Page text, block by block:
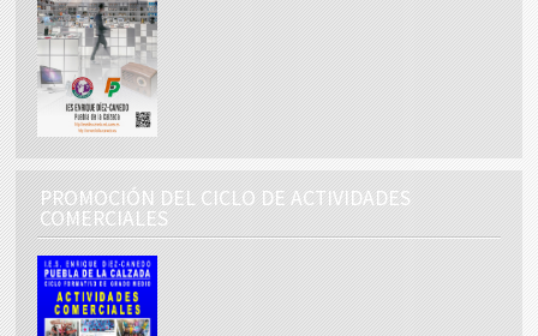
PROMOCIÓN DEL CICLO DE ACTIVIDADES
COMERCIALES